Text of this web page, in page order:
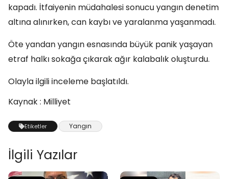
kapadı. İtfaiyenin müdahalesi sonucu yangın denetim
altına alınırken, can kaybı ve yaralanma yaşanmadı.
Öte yandan yangın esnasında büyük panik yaşayan
etraf halkı sokağa çıkarak ağır kalabalık oluşturdu.
Olayla ilgili inceleme başlatıldı.
Kaynak : Milliyet
Etiketler Yangın
İlgili Yazılar